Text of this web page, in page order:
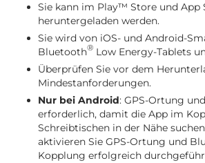
Sie kann im Play™ Store und App
heruntergeladen werden.
Sie wird von iOS- und Android-
Bluetooth® Low Energy-Tablets
Überprüfen Sie vor dem
Mindestanforderungen.
Nur bei Android: GPS-Ortung
erforderlich, damit die App im
Schreibtischen in der Nähe
aktivieren Sie GPS-Ortung und
Kopplung erfolgreich